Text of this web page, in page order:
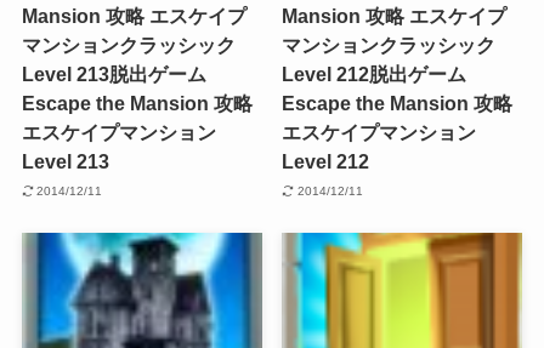
Mansion 攻略 エスケイプ
マンションクラッシック
Level 213脱出ゲーム
Escape the Mansion 攻略
エスケイプマンション
Level 213
2014/12/11
Mansion 攻略 エスケイプ
マンションクラッシック
Level 212脱出ゲーム
Escape the Mansion 攻略
エスケイプマンション
Level 212
2014/12/11